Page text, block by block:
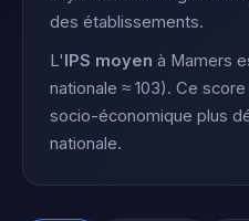
des établissements.
L'IPS moyen à Mamers
nationale ≈ 103). Ce
socio-économique plus
nationale.